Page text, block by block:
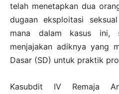
telah menetapkan dua
dugaan eksploitasi
mana dalam kasus ini,
menjajakan adiknya yang
Dasar (SD) untuk praktik
Kasubdit IV Remaja